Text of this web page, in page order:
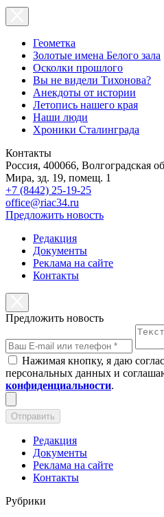
Геометка
Золотые имена Белого зала
Осколки прошлого
Вы не видели Тихонова?
Анекдоты от истории
Летопись нашего края
Наши люди
Хроники Сталинграда
Контакты
Россия, 400066, Волгоградская
Мира, зд. 19, помещ. 1
+7 (8442) 25-19-25
office@riac34.ru
Предложить новость
Редакция
Документы
Реклама на сайте
Контакты
Предложить новость
Нажимая кнопку, я даю
персональных данных и
конфиденциальности.
Отправить
Редакция
Документы
Реклама на сайте
Контакты
Рубрики